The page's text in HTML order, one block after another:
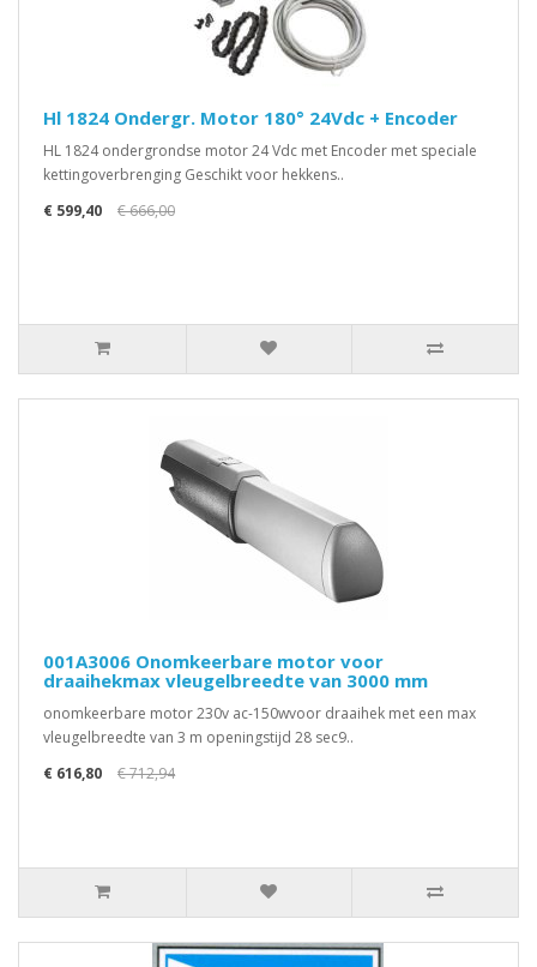
Hl 1824 Ondergr. Motor 180° 24Vdc + Encoder
HL 1824 ondergrondse motor 24 Vdc met Encoder met speciale
kettingoverbrenging Geschikt voor hekkens..
€ 599,40
€ 666,00
001A3006 Onomkeerbare motor voor
draaihekmax vleugelbreedte van 3000 mm
onomkeerbare motor 230v ac-150wvoor draaihek met een max
vleugelbreedte van 3 m openingstijd 28 sec9..
€ 616,80
€ 712,94